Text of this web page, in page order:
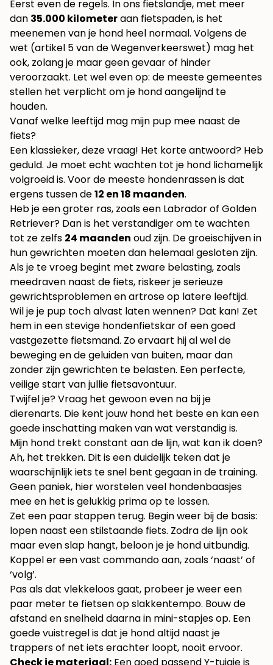
Eerst even de regels. In ons fietslandje, met meer
dan 35.000 kilometeraan fietspaden, is het
meenemen van je hond heel normaal. Volgens de
wet (artikel 5 van de Wegenverkeerswet) mag het
ook, zolang je maar geen gevaar of hinder
veroorzaakt. Let wel even op: de meeste gemeentes
stellen het verplicht om je hond aangelijnd te
houden.
Vanaf welke leeftijd mag mijn pup mee naast de
fiets?
Een klassieker, deze vraag! Het korte antwoord? Heb
geduld. Je moet echt wachten tot je hond lichamelijk
volgroeid is. Voor de meeste hondenrassen is dat
ergens tussen de12 en 18 maanden.
Heb je een groter ras, zoals een Labrador of Golden
Retriever? Dan is het verstandiger om te wachten
tot ze zelfs 24 maanden oud zijn. De groeischijven in
hun gewrichten moeten dan helemaal gesloten zijn.
Als je te vroeg begint met zware belasting, zoals
meedraven naast de fiets, riskeer je serieuze
gewrichtsproblemen en artrose op latere leeftijd.
Wil je je pup toch alvast laten wennen? Dat kan! Zet
hem in een stevige hondenfietskar of een goed
vastgezette fietsmand. Zo ervaart hij al wel de
beweging en de geluiden van buiten, maar dan
zonder zijn gewrichten te belasten. Een perfecte,
veilige start van jullie fietsavontuur.
Twijfel je? Vraag het gewoon even na bij je
dierenarts. Die kent jouw hond het beste en kan een
goede inschatting maken van wat verstandig is.
Mijn hond trekt constant aan de lijn, wat kan ik doen?
Ah, het trekken. Dit is een duidelijk teken dat je
waarschijnlijk iets te snel bent gegaan in de training.
Geen paniek, hier worstelen veel hondenbaasjes
mee en het is gelukkig prima op te lossen.
Zet een paar stappen terug. Begin weer bij de basis:
lopen naast een stilstaande fiets. Zodra de lijn ook
maar even slap hangt, beloon je je hond uitbundig.
Koppel er een vast commando aan, zoals ‘naast’ of
‘volg’.
Pas als dat vlekkeloos gaat, probeer je weer een
paar meter te fietsen op slakkentempo. Bouw de
afstand en snelheid daarna in mini-stapjes op. Een
goede vuistregel is dat je hond altijd naast je
trappers of net iets erachter loopt, nooit ervoor.